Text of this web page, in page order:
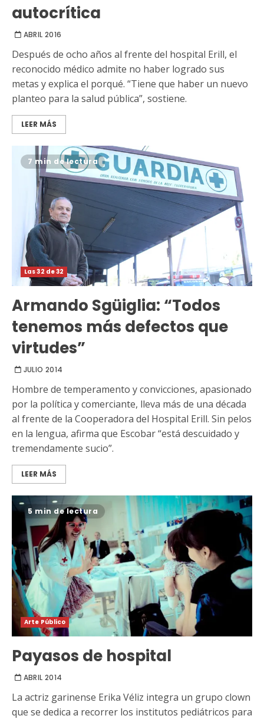
autocrítica
ABRIL 2016
Después de ocho años al frente del hospital Erill, el
reconocido médico admite no haber logrado sus
metas y explica el porqué. “Tiene que haber un nuevo
planteo para la salud pública”, sostiene.
LEER MÁS
7 min de lectura
Las 32 de 32
Armando Sgüiglia: “Todos
tenemos más defectos que
virtudes”
JULIO 2014
Hombre de temperamento y convicciones, apasionado
por la política y comerciante, lleva más de una década
al frente de la Cooperadora del Hospital Erill. Sin pelos
en la lengua, afirma que Escobar “está descuidado y
tremendamente sucio”.
LEER MÁS
5 min de lectura
Arte Público
Payasos de hospital
ABRIL 2014
La actriz garinense Erika Véliz integra un grupo clown
que se dedica a recorrer los institutos pediátricos para